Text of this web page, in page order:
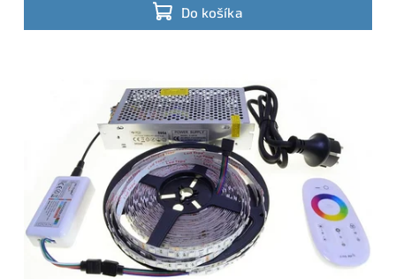
Do košíka